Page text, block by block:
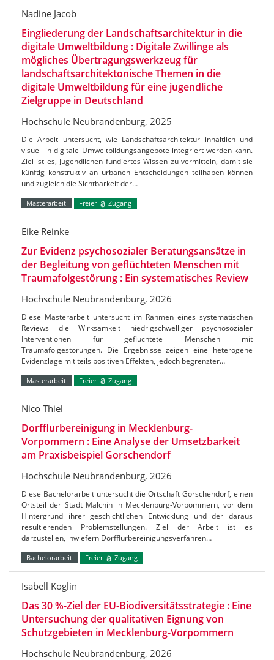
Nadine Jacob
Eingliederung der Landschaftsarchitektur in die
digitale Umweltbildung : Digitale Zwillinge als
mögliches Übertragungswerkzeug für
landschaftsarchitektonische Themen in die
digitale Umweltbildung für eine jugendliche
Zielgruppe in Deutschland
Hochschule Neubrandenburg, 2025
Die Arbeit untersucht, wie Landschaftsarchitektur inhaltlich und
visuell in digitale Umweltbildungsangebote integriert werden kann.
Ziel ist es, Jugendlichen fundiertes Wissen zu vermitteln, damit sie
künftig konstruktiv an urbanen Entscheidungen teilhaben können
und zugleich die Sichtbarkeit der…
Masterarbeit Freier Zugang
Eike Reinke
Zur Evidenz psychosozialer Beratungsansätze in
der Begleitung von geflüchteten Menschen mit
Traumafolgestörung : Ein systematisches Review
Hochschule Neubrandenburg, 2026
Diese Masterarbeit untersucht im Rahmen eines systematischen
Reviews die Wirksamkeit niedrigschwelliger psychosozialer
Interventionen für geflüchtete Menschen mit
Traumafolgestörungen. Die Ergebnisse zeigen eine heterogene
Evidenzlage mit teils positiven Effekten, jedoch begrenzter…
Masterarbeit Freier Zugang
Nico Thiel
Dorfflurbereinigung in Mecklenburg-
Vorpommern : Eine Analyse der Umsetzbarkeit
am Praxisbeispiel Gorschendorf
Hochschule Neubrandenburg, 2026
Diese Bachelorarbeit untersucht die Ortschaft Gorschendorf, einen
Ortsteil der Stadt Malchin in Mecklenburg-Vorpommern, vor dem
Hintergrund ihrer geschichtlichen Entwicklung und der daraus
resultierenden Problemstellungen. Ziel der Arbeit ist es
darzustellen, inwiefern Dorfflurbereinigungsverfahren…
Bachelorarbeit Freier Zugang
Isabell Koglin
Das 30 %-Ziel der EU-Biodiversitätsstrategie : Eine
Untersuchung der qualitativen Eignung von
Schutzgebieten in Mecklenburg-Vorpommern
Hochschule Neubrandenburg, 2026